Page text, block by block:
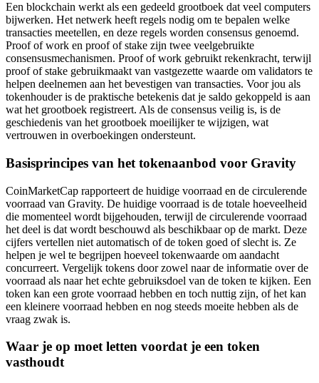
Een blockchain werkt als een gedeeld grootboek dat veel computers
bijwerken. Het netwerk heeft regels nodig om te bepalen welke
transacties meetellen, en deze regels worden consensus genoemd.
Proof of work en proof of stake zijn twee veelgebruikte
consensusmechanismen. Proof of work gebruikt rekenkracht, terwijl
proof of stake gebruikmaakt van vastgezette waarde om validators te
helpen deelnemen aan het bevestigen van transacties. Voor jou als
tokenhouder is de praktische betekenis dat je saldo gekoppeld is aan
wat het grootboek registreert. Als de consensus veilig is, is de
geschiedenis van het grootboek moeilijker te wijzigen, wat
vertrouwen in overboekingen ondersteunt.
Basisprincipes van het tokenaanbod voor Gravity
CoinMarketCap rapporteert de huidige voorraad en de circulerende
voorraad van Gravity. De huidige voorraad is de totale hoeveelheid
die momenteel wordt bijgehouden, terwijl de circulerende voorraad
het deel is dat wordt beschouwd als beschikbaar op de markt. Deze
cijfers vertellen niet automatisch of de token goed of slecht is. Ze
helpen je wel te begrijpen hoeveel tokenwaarde om aandacht
concurreert. Vergelijk tokens door zowel naar de informatie over de
voorraad als naar het echte gebruiksdoel van de token te kijken. Een
token kan een grote voorraad hebben en toch nuttig zijn, of het kan
een kleinere voorraad hebben en nog steeds moeite hebben als de
vraag zwak is.
Waar je op moet letten voordat je een token
vasthoudt